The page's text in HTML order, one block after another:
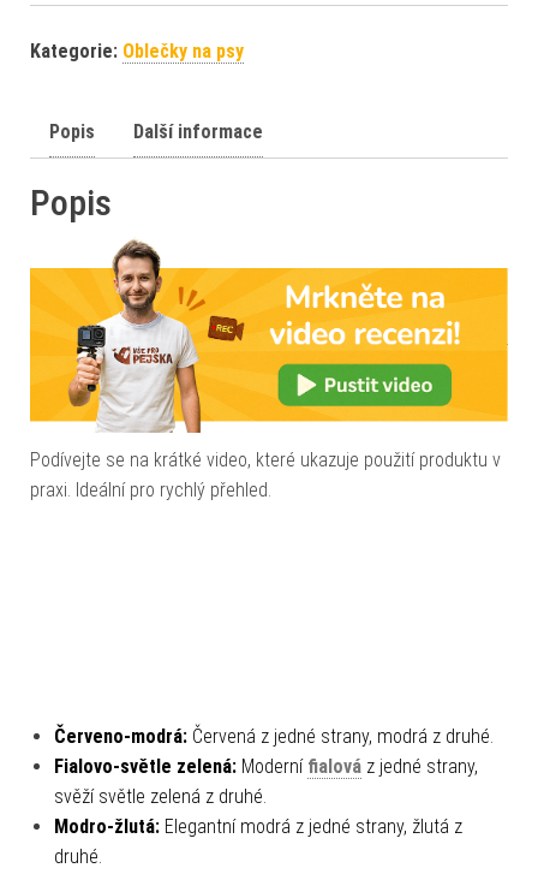
Kategorie: Oblečky na psy
Popis Další informace
Popis
Podívejte se na krátké video, které ukazuje použití produktu v
praxi. Ideální pro rychlý přehled.
Červeno-modrá: Červená z jedné strany, modrá z druhé.
Fialovo-světle zelená: Moderní fialová z jedné strany,
svěží světle zelená z druhé.
Modro-žlutá: Elegantní modrá z jedné strany, žlutá z
druhé.